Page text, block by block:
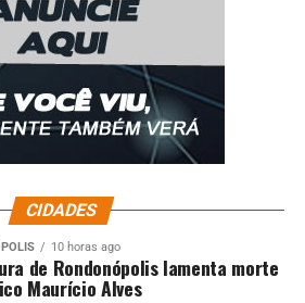
CIDADES
10 horas ago
de Rondonópolis lamenta morte
Maurício Alves